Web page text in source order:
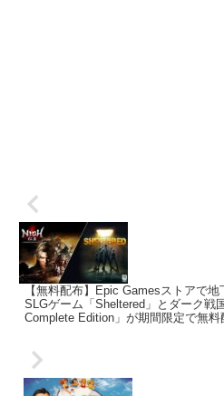
【無料配布】Epic Gamesストアで
SLGゲーム「Sheltered」とダーク戦
Complete Edition」が期間限定で無料